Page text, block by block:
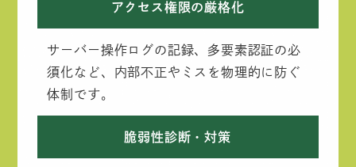
アクセス権限の厳格化
サーバー操作ログの記録、多要素認証の必
須化など、内部不正やミスを物理的に防ぐ
体制です。
脆弱性診断・対策